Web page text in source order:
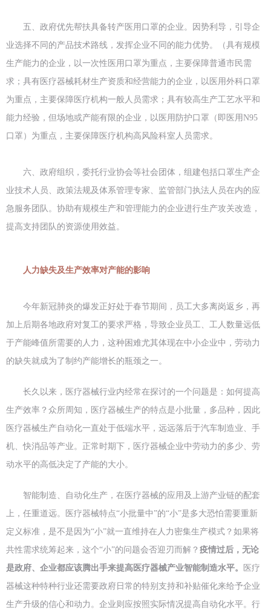
五、政府优先帮扶具备转产医用口罩的企业。因势利导，引导企
业选择不同的产品技术路线，发挥企业不同的能力优势。（具有规模
生产能力的企业，以一次性医用口罩为重点，主要保障普通市民需
求；具有医疗器械耗材生产资质和经营能力的企业，以医用外科口罩
为重点，主要保障医疗机构一般人员需求；具有较高生产工艺水平和
能力经验，但场地或产能有限的企业，以医用防护口罩（即医用N95
口罩）为重点，主要保障医疗机构高风险科室人员需求。
六、政府组织，委托行业协会等社会团体，组建包括口罩生产企
业技术人员、政策法规及体系管理专家、监管部门执法人员在内的应
急服务团队。协助有规模生产和管理能力的企业进行生产攻关改造，
提高支持团队的资源使用效益。
人力缺失及生产效率对产能的影响
今年新冠肺炎的爆发正好处于春节期间，员工大多离岗返乡，再
加上后期各地政府对复工的要求严格，导致企业员工、工人数量远低
于产能峰值所需要的人力，这种困难尤其体现在中小企业中，劳动力
的缺失就成为了制约产能增长的瓶颈之一。
长久以来，医疗器械行业内经常在探讨的一个问题是：如何提高
生产效率？众所周知，医疗器械生产的特点是小批量，多品种，因此
医疗器械生产自动化一直处于低端水平，远远落后于汽车制造业、手
机、快消品等产业。正常时期下，医疗器械企业中劳动力的多少、劳
动水平的高低决定了产能的大小。
智能制造、自动化生产，在医疗器械的应用及上游产业链的配套
上，任重道远。医疗器械特点“小批量中”的“小”是多大恐怕需要重新
定义标准，是不是因为“小”就一直维持在人力密集生产模式？如果将
共性需求统筹起来，这个“小”的问题会否迎刃而解？ 疫情过后， 无论
是政府、企业都应该腾出手来提高医疗器械产业智能制造水平。
医疗
器械这种特种行业还需要政府日常的特别支持和补贴催化来给予企业
生产升级的信心和动力。企业则应按照实际情况提高自动化水平。 行